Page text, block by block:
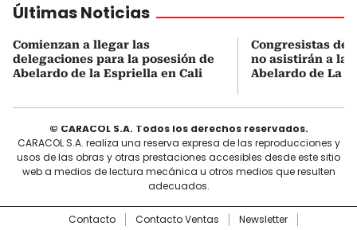
Últimas Noticias
Comienzan a llegar las
delegaciones para la posesión de
Abelardo de la Espriella en Cali
Congresistas del
no asistirán a la
Abelardo de La
© CARACOL S.A. Todos los derechos reservados.
CARACOL S.A. realiza una reserva expresa de las reproducciones y
usos de las obras y otras prestaciones accesibles desde este sitio
web a medios de lectura mecánica u otros medios que resulten
adecuados.
Contacto Contacto Ventas Newsletter